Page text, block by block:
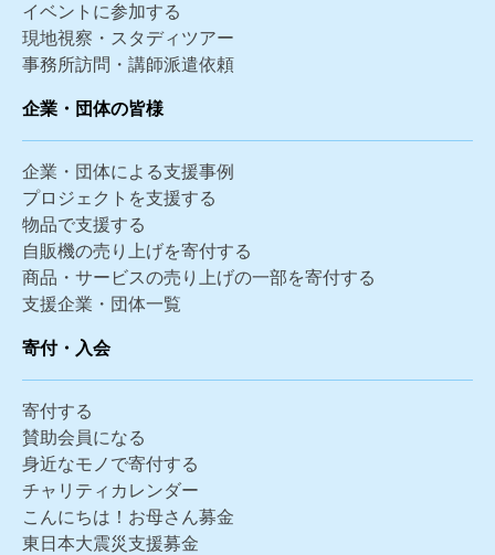
イベントに参加する
現地視察・スタディツアー
事務所訪問・講師派遣依頼
企業・団体の皆様
企業・団体による支援事例
プロジェクトを支援する
物品で支援する
自販機の売り上げを寄付する
商品・サービスの売り上げの一部を寄付する
支援企業・団体一覧
寄付・入会
寄付する
賛助会員になる
身近なモノで寄付する
チャリティカレンダー
こんにちは！お母さん募金
東日本大震災支援募金